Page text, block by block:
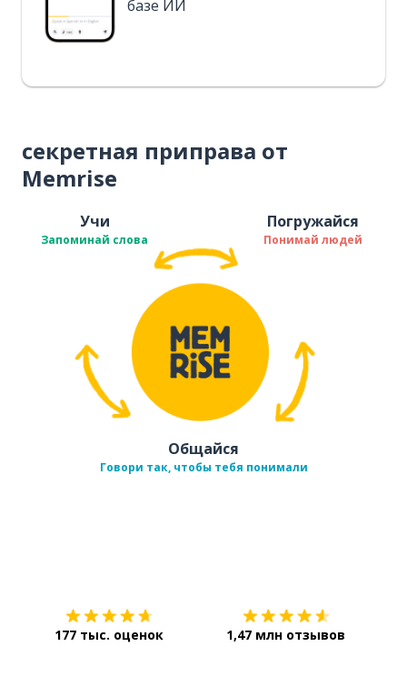
базе ИИ
секретная приправа от
Memrise
Учи
Запоминай слова
Погружайся
Понимай людей
Общайся
Говори так, чтобы тебя понимали
177 тыс. оценок 1,47 млн отзывов